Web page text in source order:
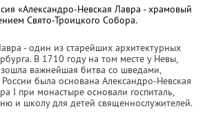
«Александро-Невская Лавра - храмовый
Свято-Троицкого Собора.
- один из старейших архитектурных
В 1710 году на том месте у Невы,
важнейшая битва со шведами,
была основана Александро-Невская
I при монастыре основали госпиталь,
и школу для детей священнослужителей.